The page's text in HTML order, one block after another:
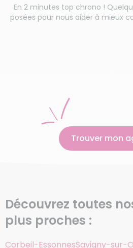
En 2 minutes top chrono !
posées pour nous aider à mieux
Trouver mon
Découvrez toutes
plus proches :
Corbeil-EssonnesSavigny-sur-